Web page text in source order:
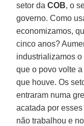
setor daCOB, o
governo. Como
economizamos,
cinco anos?
industrializamos
que o povo volte
que houve. Os
entraram numa
acatada por
não trabalhou e